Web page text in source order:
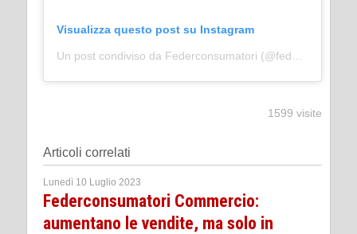
Visualizza questo post su Instagram
1599 visite
Articoli correlati
Lunedì 10 Luglio 2023
Federconsumatori Commercio:
aumentano le vendite, ma solo in